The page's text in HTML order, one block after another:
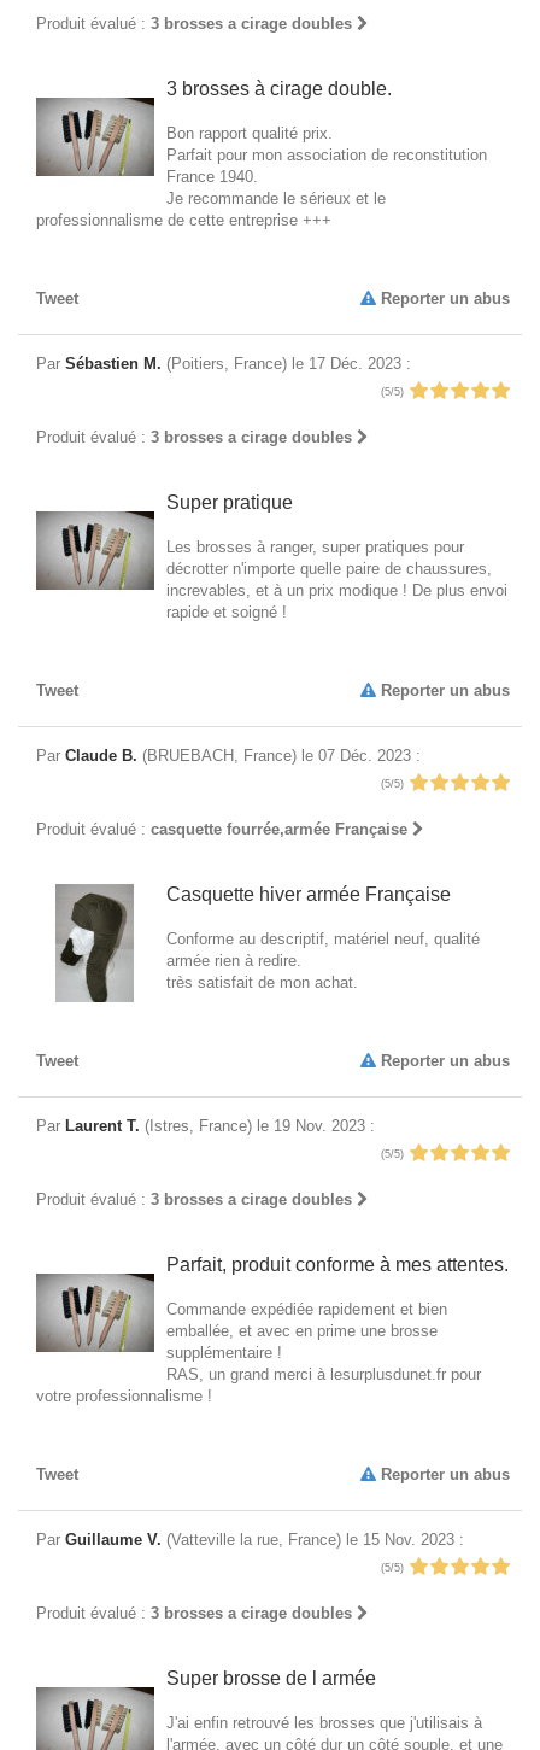
Produit évalué : 3 brosses a cirage doubles
3 brosses à cirage double.
Bon rapport qualité prix.
Parfait pour mon association de reconstitution
France 1940.
Je recommande le sérieux et le
professionnalisme de cette entreprise +++
Tweet Reporter un abus
Par Sébastien M. (Poitiers, France) le 17 Déc. 2023 :
(5/5)
Produit évalué : 3 brosses a cirage doubles
Super pratique
Les brosses à ranger, super pratiques pour
décrotter n'importe quelle paire de chaussures,
increvables, et à un prix modique ! De plus envoi
rapide et soigné !
Tweet Reporter un abus
Par Claude B. (BRUEBACH, France) le 07 Déc. 2023 :
(5/5)
Produit évalué : casquette fourrée,armée Française
Casquette hiver armée Française
Conforme au descriptif, matériel neuf, qualité
armée rien à redire.
très satisfait de mon achat.
Tweet Reporter un abus
Par Laurent T. (Istres, France) le 19 Nov. 2023 :
(5/5)
Produit évalué : 3 brosses a cirage doubles
Parfait, produit conforme à mes attentes.
Commande expédiée rapidement et bien
emballée, et avec en prime une brosse
supplémentaire !
RAS, un grand merci à lesurplusdunet.fr pour
votre professionnalisme !
Tweet Reporter un abus
Par Guillaume V. (Vatteville la rue, France) le 15 Nov. 2023 :
(5/5)
Produit évalué : 3 brosses a cirage doubles
Super brosse de l armée
J'ai enfin retrouvé les brosses que j'utilisais à
l'armée, avec un côté dur un côté souple, et une